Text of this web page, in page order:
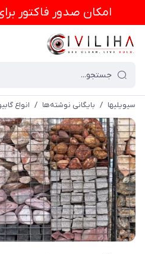
امكان صدور فاکتور
سیویلیها / بایگانی نوشته‌ها / انواع